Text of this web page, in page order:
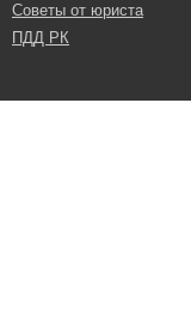
Советы от юриста
ПДД РК